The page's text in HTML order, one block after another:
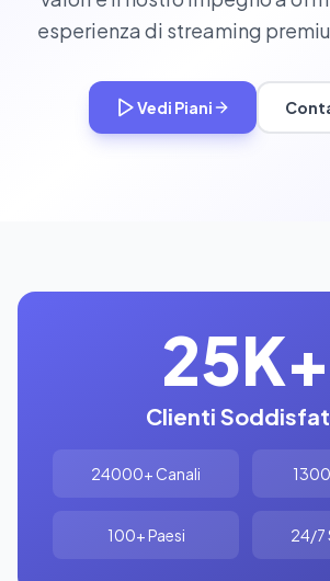
esperienza di streaming
Vedi Piani
25K+
Clienti
24000+ Canali
100+ Paesi 24/7